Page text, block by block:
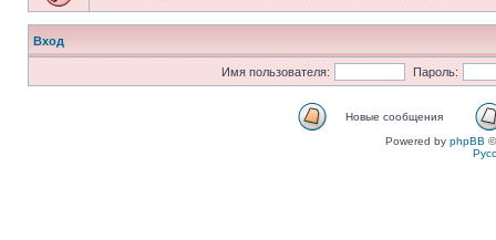
Вход
Имя пользователя: Пароль:
Новые сообщения
Powered by phpBB